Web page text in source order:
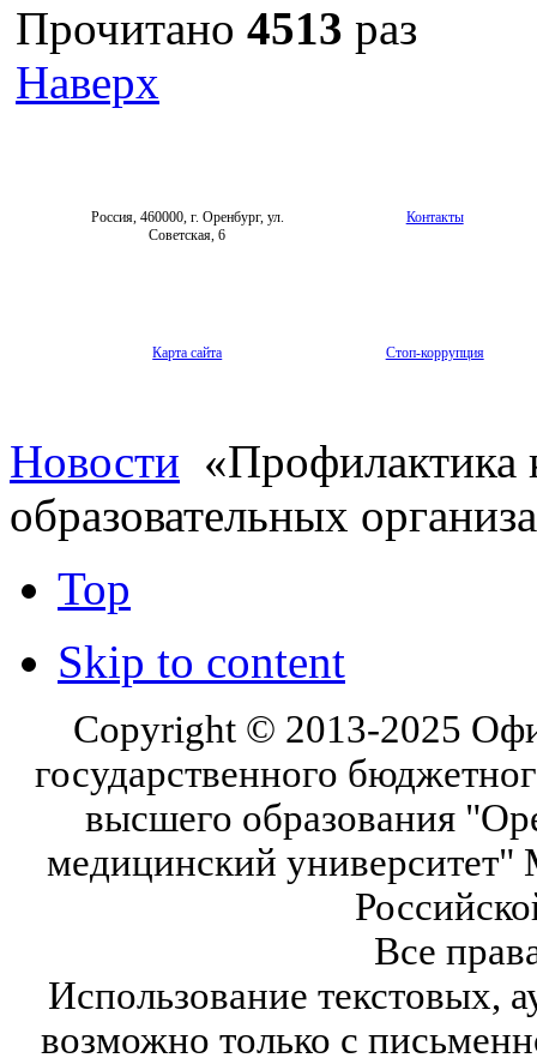
Прочитано 4513 раз
Наверх
Россия, 460000, г. Оренбург, ул.
Советская, 6
Контакты
Карта сайта Стоп-коррупция
Новости «Профилактика
образовательных
Top
Skip to content
Copyright © 2013-2025
государственного
высшего образования
медицинский университет"
Все
Использование текстовых,
возможно только с